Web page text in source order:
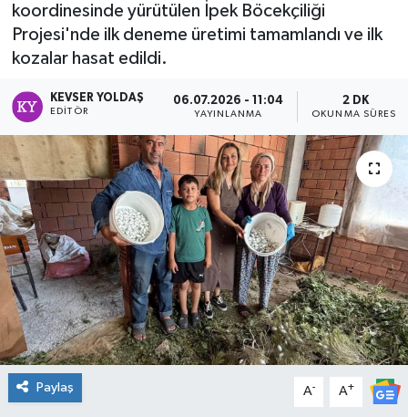
koordinesinde yürütülen İpek Böcekçiliği
Projesi'nde ilk deneme üretimi tamamlandı ve ilk
kozalar hasat edildi.
KEVSER YOLDAŞ
EDITÖR
06.07.2026 - 11:04
YAYINLANMA
2 DK
OKUNMA SÜRESI
Paylaş A- A+
BİYOGRAFİLER
Burhaniye
ÇEVRE
DÜNYA
Dursunbey
Edremit
EĞİTİM
EKONOMİ
Erdek
Tüm Manşetler
Son Dakika Haberleri
Haber Arşivi